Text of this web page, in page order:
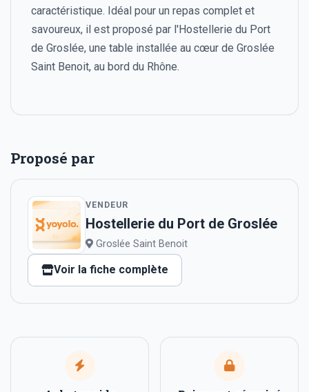
caractéristique. Idéal pour un repas complet et
savoureux, il est proposé par l'Hostellerie du Port
de Groslée, une table installée au cœur de Groslée
Saint Benoit, au bord du Rhône.
Proposé par
VENDEUR
Hostellerie du Port de Groslée
Groslée Saint Benoit
Voir la fiche complète